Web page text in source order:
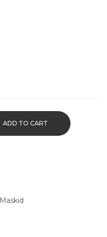
ADD TO CART
Maskid